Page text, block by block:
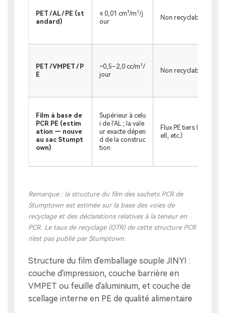
PET / AL / PE (st
andard)
≤ 0,01 cm³/m²/j
our
Non recyclable
PET / VMPET / P
E
~0,5–2,0 cc/m²/
jour
Non recyclable
Film à base de
PCR PE (estim
ation — nouve
au sac Stumpt
own)
Supérieur à celu
i de l'AL ; la vale
ur exacte dépen
d de la construc
tion
Flux PE tiers (Ridw
ell, etc.)
Remarque : la structure du film des sachets PCR de
Stumptown est estimée sur la base des voies de
recyclage et des déclarations relatives à la teneur en
PCR. Le taux de recyclage (OTR) de cette structure PCR
n'est pas publié par Stumptown.